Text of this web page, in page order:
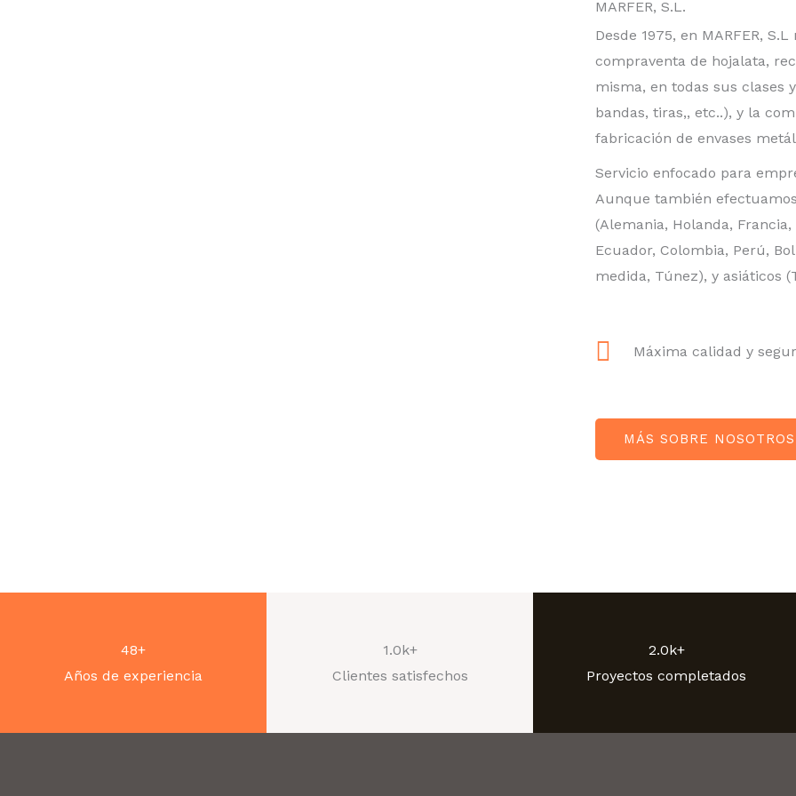
MARFER, S.L.
Desde 1975, en MARFER,
compraventa de hojalata,
misma, en todas sus clases
bandas, tiras,, etc..), y la
fabricación de envases
Servicio enfocado para
Aunque también
(Alemania, Holanda,
Ecuador, Colombia, Perú,
medida, Túnez), y asiáticos
Máxima calidad y
MÁS SOBRE NOSOTROS
48+
Años de experiencia
1.0k+
Clientes satisfechos
2.0k+
Proyectos completados